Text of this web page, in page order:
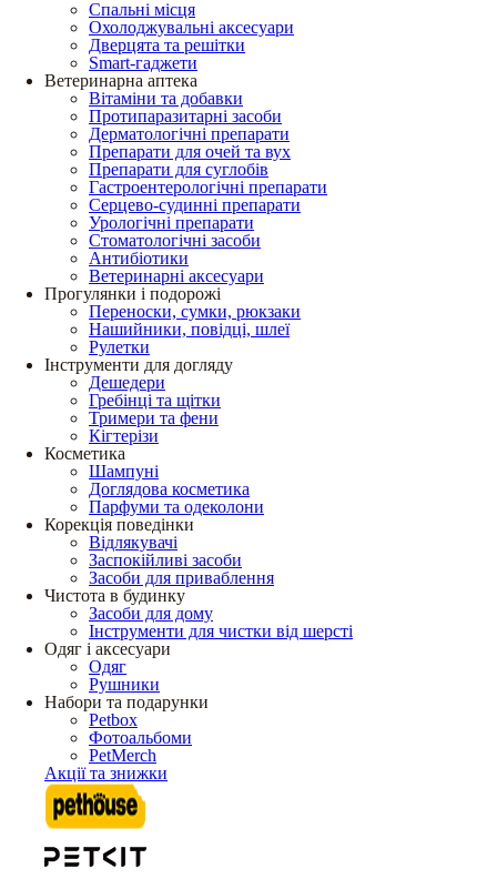
Спальні місця
Охолоджувальні аксесуари
Дверцята та решітки
Smart-гаджети
Ветеринарна аптека
Вітаміни та добавки
Протипаразитарні засоби
Дерматологічні препарати
Препарати для очей та вух
Препарати для суглобів
Гастроентерологічні препарати
Серцево-судинні препарати
Урологічні препарати
Стоматологічні засоби
Антибіотики
Ветеринарні аксесуари
Прогулянки і подорожі
Переноски, сумки, рюкзаки
Нашийники, повідці, шлеї
Рулетки
Інструменти для догляду
Дешедери
Гребінці та щітки
Тримери та фени
Кігтерізи
Косметика
Шампуні
Доглядова косметика
Парфуми та одеколони
Корекція поведінки
Відлякувачі
Заспокійливі засоби
Засоби для приваблення
Чистота в будинку
Засоби для дому
Інструменти для чистки від шерсті
Одяг і аксесуари
Одяг
Рушники
Набори та подарунки
Petbox
Фотоальбоми
PetMerch
Акції та знижки